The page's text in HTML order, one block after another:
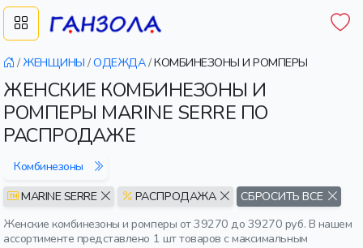
/ ЖЕНЩИНЫ /ОДЕЖДА/КОМБИНЕЗОНЫ И РОМПЕРЫ
ЖЕНСКИЕ КОМБИНЕЗОНЫ И
РОМПЕРЫ MARINE SERRE ПО
РАСПРОДАЖЕ
Комбинезоны
MARINE SERRE
РАСПРОДАЖА
СБРОСИТЬ ВСЕ
Женские комбинезоны и ромперы от 39270 до 39270 руб. В нашем
ассортименте представлено 1 шт товаров с максимальным